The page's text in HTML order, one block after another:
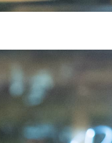
フォトウェディング